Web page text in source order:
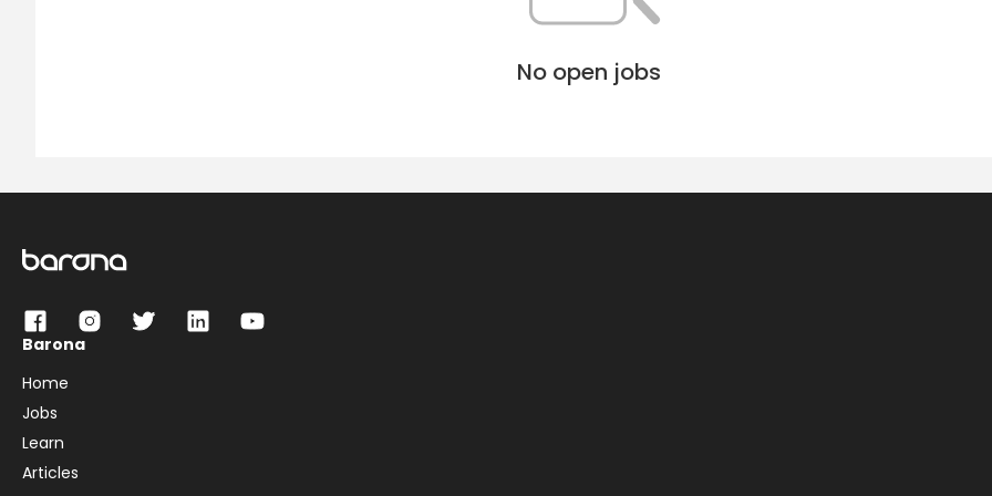
No open jobs
Barona
Home
Jobs
Learn
Articles